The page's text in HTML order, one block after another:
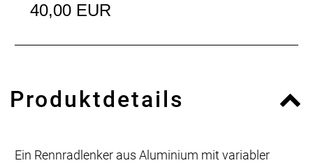
40,00 EUR
Produktdetails
Ein Rennradlenker aus Aluminium mit variabler